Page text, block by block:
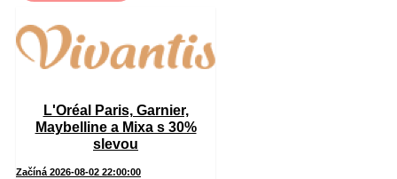
L'Oréal Paris, Garnier,
Maybelline a Mixa s 30%
slevou
Začíná 2026-08-02 22:00:00